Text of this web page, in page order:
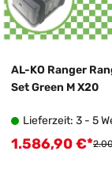
AL-KO Ranger
Set Green M X20
Lieferzeit: 3 - 5
Verkaufspreis:
1.586,90 €*